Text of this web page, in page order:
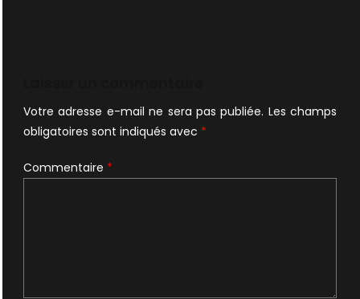
Votre adresse e-mail ne sera pas publiée. Les champs
obligatoires sont indiqués avec *
Commentaire *